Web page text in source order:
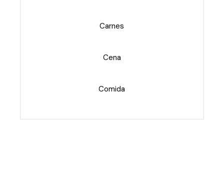
Carnes
Cena
Comida